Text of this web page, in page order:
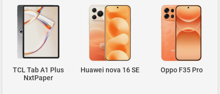
TCL Tab A1 Plus
NxtPaper
Huawei nova 16 SE Oppo F35 Pro